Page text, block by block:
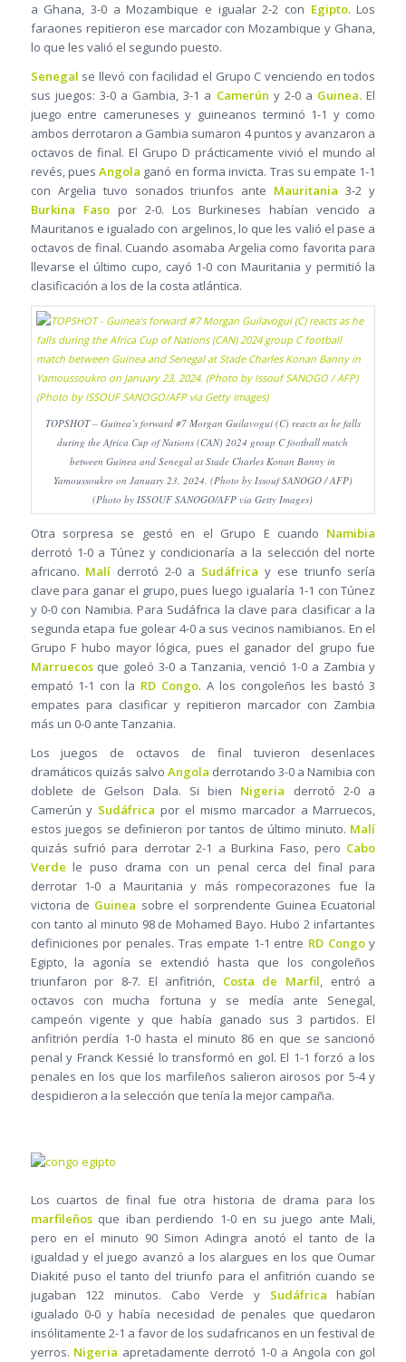
a Ghana, 3-0 a Mozambique e igualar 2-2 con Egipto. Los
faraones repitieron ese marcador con Mozambique y Ghana,
lo que les valió el segundo puesto.
Senegal se llevó con facilidad el Grupo C venciendo en todos
sus juegos: 3-0 a Gambia, 3-1 a Camerún y 2-0 a Guinea. El
juego entre cameruneses y guineanos terminó 1-1 y como
ambos derrotaron a Gambia sumaron 4 puntos y avanzaron a
octavos de final. El Grupo D prácticamente vivió el mundo al
revés, puesAngola ganó en forma invicta. Tras su empate 1-1
con Argelia tuvo sonados triunfos ante Mauritania 3-2 y
Burkina Fasopor 2-0. Los Burkineses habían vencido a
Mauritanos e igualado con argelinos, lo que les valió el pase a
octavos de final. Cuando asomaba Argelia como favorita para
llevarse el último cupo, cayó 1-0 con Mauritania y permitió la
clasificación a los de la costa atlántica.
TOPSHOT – Guinea’s forward #7 Morgan Guilavogui (C) reacts as he falls
during the Africa Cup of Nations (CAN) 2024 group C football match
between Guinea and Senegal at Stade Charles Konan Banny in
Yamoussoukro on January 23, 2024. (Photo by Issouf SANOGO / AFP)
(Photo by ISSOUF SANOGO/AFP via Getty Images)
Otra sorpresa se gestó en el Grupo E cuando Namibia
derrotó 1-0 a Túnez y condicionaría a la selección del norte
africano. Malí derrotó 2-0 a Sudáfrica y ese triunfo sería
clave para ganar el grupo, pues luego igualaría 1-1 con Túnez
y 0-0 con Namibia. Para Sudáfrica la clave para clasificar a la
segunda etapa fue golear 4-0 a sus vecinos namibianos. En el
Grupo F hubo mayor lógica, pues el ganador del grupo fue
Marruecosque goleó 3-0 a Tanzania, venció 1-0 a Zambia y
empató 1-1 con la RD Congo. A los congoleños les bastó 3
empates para clasificar y repitieron marcador con Zambia
más un 0-0 ante Tanzania.
Los juegos de octavos de final tuvieron desenlaces
dramáticos quizás salvo Angola derrotando 3-0 a Namibia con
doblete de Gelson Dala. Si bien Nigeria derrotó 2-0 a
Camerún y Sudáfrica por el mismo marcador a Marruecos,
estos juegos se definieron por tantos de último minuto. Malí
quizás sufrió para derrotar 2-1 a Burkina Faso, pero Cabo
Verde le puso drama con un penal cerca del final para
derrotar 1-0 a Mauritania y más rompecorazones fue la
victoria de Guinea sobre el sorprendente Guinea Ecuatorial
con tanto al minuto 98 de Mohamed Bayo. Hubo 2 infartantes
definiciones por penales. Tras empate 1-1 entre RD Congoy
Egipto, la agonía se extendió hasta que los congoleños
triunfaron por 8-7. El anfitrión, Costa de Marfil, entró a
octavos con mucha fortuna y se medía ante Senegal,
campeón vigente y que había ganado sus 3 partidos. El
anfitrión perdía 1-0 hasta el minuto 86 en que se sancionó
penal y Franck Kessié lo transformó en gol. El 1-1 forzó a los
penales en los que los marfileños salieron airosos por 5-4 y
despidieron a la selección que tenía la mejor campaña.
Los cuartos de final fue otra historia de drama para los
marfileñosque iban perdiendo 1-0 en su juego ante Mali,
pero en el minuto 90 Simon Adingra anotó el tanto de la
igualdad y el juego avanzó a los alargues en los que Oumar
Diakité puso el tanto del triunfo para el anfitrión cuando se
jugaban 122 minutos. Cabo Verde ySudáfrica habían
igualado 0-0 y había necesidad de penales que quedaron
insólitamente 2-1 a favor de los sudafricanos en un festival de
yerros. Nigeria apretadamente derrotó 1-0 a Angola con gol